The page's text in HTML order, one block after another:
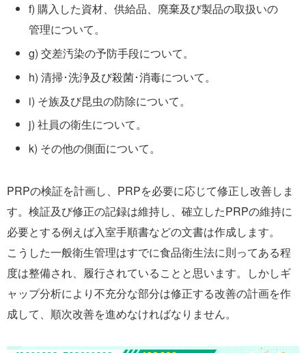
f) 購入した資材、供給品、廃棄及び製品の取扱いの
管理について。
g) 交差汚染の予防手段について。
h) 清掃･洗浄及び殺菌･消毒について。
i) そ族及び昆虫の防除について。
j) 社員の衛生について。
k) その他の側面について。
PRPの検証を計画し、PRPを必要に応じて修正し改善しま
す。検証及び修正の記録は維持し、確立したPRPの維持に
必要とする例えば入室手順書などの文書は作成します。
こうした一般衛生管理はすでに食品衛生法に則ってある程
度は整備され、履行されていることと思います。しかしギ
ャップ分析により不充分な部分は修正する改善の計画を作
成して、順次改善を進めなければなりません。